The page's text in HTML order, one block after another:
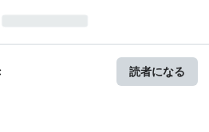
読者になる